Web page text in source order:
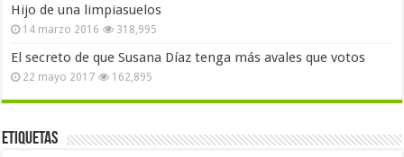
Hijo de una limpiasuelos
14 marzo 2016 318,995
El secreto de que Susana Díaz tenga más avales que votos
22 mayo 2017 162,895
Etiquetas